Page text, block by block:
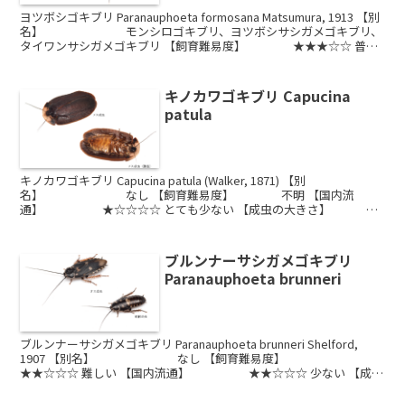
ヨツボシゴキブリ Paranauphoeta formosana Matsumura, 1913 【別
名】 モンシロゴキブリ、ヨツボシサシガメゴキブリ、
タイワンサシガメゴキブリ 【飼育難易度】 ★★★☆☆ 普通
キノカワゴキブリ Capucina
patula
キノカワゴキブリ Capucina patula (Walker, 1871) 【別
名】 なし 【飼育難易度】 不明 【国内流
通】 ★☆☆☆☆ とても少ない 【成虫の大きさ】 約
ブルンナーサシガメゴキブリ
Paranauphoeta brunneri
ブルンナーサシガメゴキブリ Paranauphoeta brunneri Shelford,
1907 【別名】 なし 【飼育難易度】
★★☆☆☆ 難しい 【国内流通】 ★★☆☆☆ 少ない 【成虫